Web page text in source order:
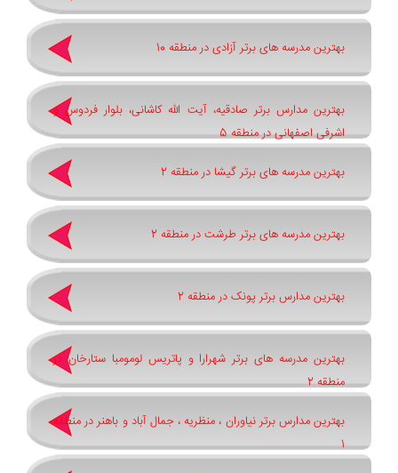
بهترین مدرسه های برتر آزادی در منطقه 10
بهترین مدارس برتر صادقیه، آیت الله کاشانی، بلوار فردوس و
اشرفی اصفهانی در منطقه 5
بهترین مدرسه های برتر گیشا در منطقه 2
بهترین مدرسه های برتر طرشت در منطقه 2
بهترین مدارس برتر پونک در منطقه 2
بهترین مدرسه های برتر شهرارا و پاتريس لومومبا ستارخان در
منطقه 2
بهترین مدارس برتر نیاوران ، منظریه ، جمال آباد و باهنر در منطقه
1